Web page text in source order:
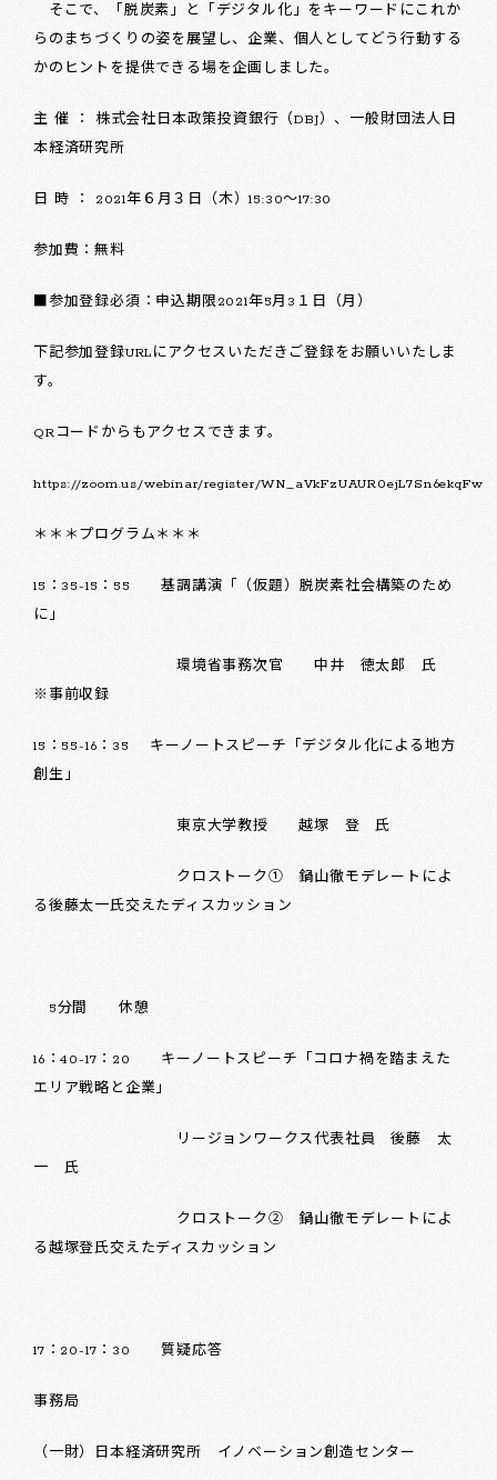
そこで、「脱炭素」と「デジタル化」をキーワードにこれか
らのまちづくりの姿を展望し、企業、個人としてどう行動する
かのヒントを提供できる場を企画しました。
主 催 ： 株式会社日本政策投資銀行（DBJ）、一般財団法人日
本経済研究所
日 時 ： 2021年６月３日（木）15:30～17:30
参加費：無料
■参加登録必須：申込期限2021年5月3１日（月）
下記参加登録URLにアクセスいただきご登録をお願いいたしま
す。
QRコードからもアクセスできます。
https://zoom.us/webinar/register/WN_aVkFzUAUR0ejL7Sn6ekqFw
＊＊＊プログラム＊＊＊
15：35-15：55 基調講演「（仮題）脱炭素社会構築のため
に」
環境省事務次官 中井 徳太郎 氏
※事前収録
15：55-16：35 キーノートスピーチ「デジタル化による地方
創生」
東京大学教授 越塚 登 氏
クロストーク① 鍋山徹モデレートによ
る後藤太一氏交えたディスカッション
5分間 休憩
16：40-17：20 キーノートスピーチ「コロナ禍を踏まえた
エリア戦略と企業」
リージョンワークス代表社員 後藤 太
一 氏
クロストーク② 鍋山徹モデレートによ
る越塚登氏交えたディスカッション
17：20-17：30 質疑応答
事務局
（一財）日本経済研究所 イノベーション創造センター